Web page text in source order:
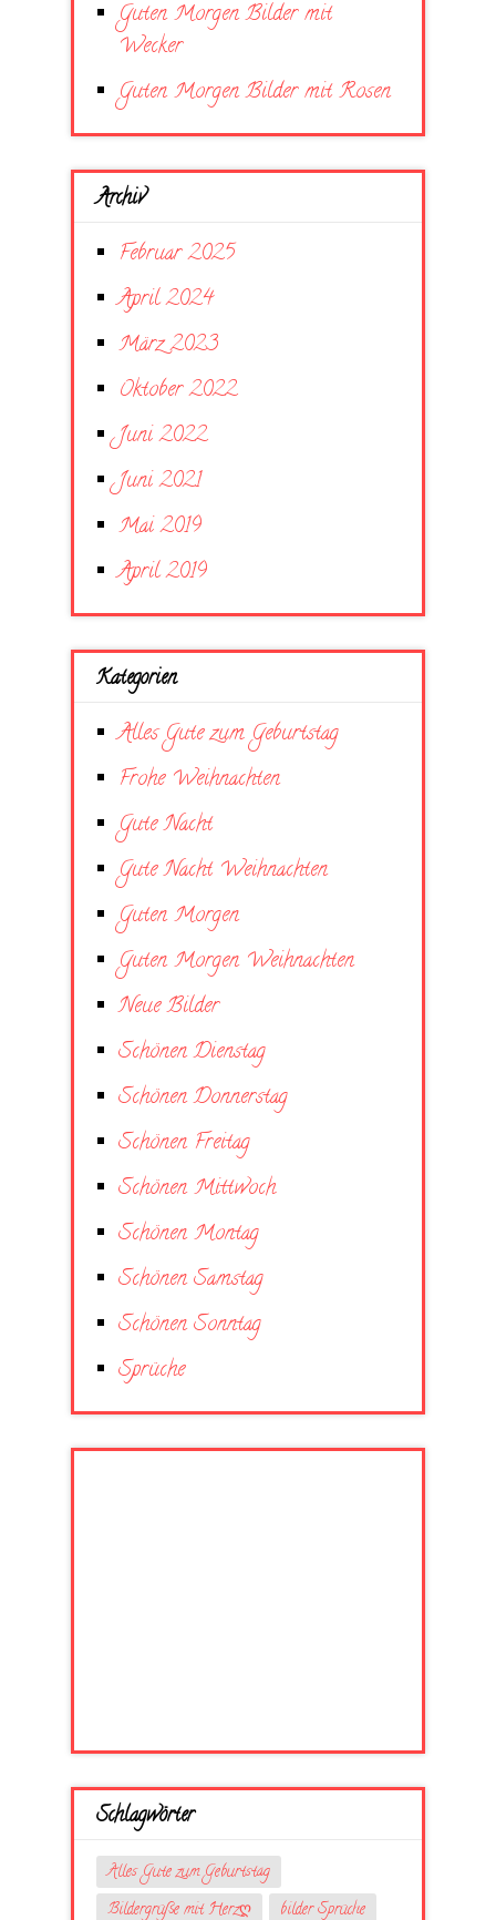
Guten Morgen Bilder mit
Wecker
Guten Morgen Bilder mit Rosen
Archiv
Februar 2025
April 2024
März 2023
Oktober 2022
Juni 2022
Juni 2021
Mai 2019
April 2019
Kategorien
Alles Gute zum Geburtstag
Frohe Weihnachten
Gute Nacht
Gute Nacht Weihnachten
Guten Morgen
Guten Morgen Weihnachten
Neue Bilder
Schönen Dienstag
Schönen Donnerstag
Schönen Freitag
Schönen Mittwoch
Schönen Montag
Schönen Samstag
Schönen Sonntag
Sprüche
Schlagwörter
Alles Gute zum Geburtstag
Bildergrüße mit Herzღ
bilder Sprüche